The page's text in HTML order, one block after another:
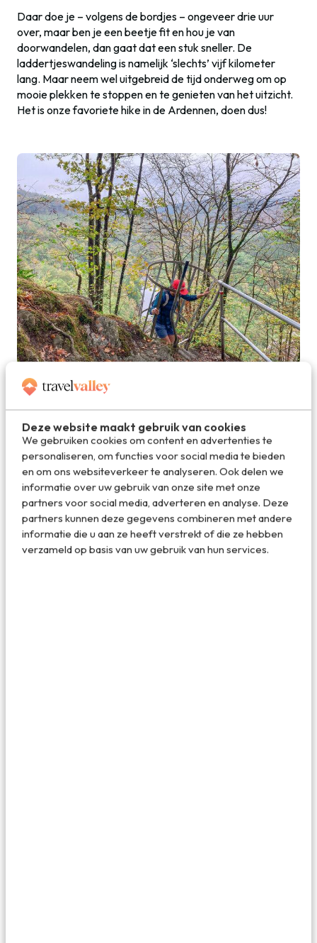
Deze website maakt gebruik van cookies
We gebruiken cookies om content en advertenties te
personaliseren, om functies voor social media te bieden
en om ons websiteverkeer te analyseren. Ook delen we
informatie over uw gebruik van onze site met onze
partners voor social media, adverteren en analyse. Deze
partners kunnen deze gegevens combineren met andere
informatie die u aan ze heeft verstrekt of die ze hebben
verzameld op basis van uw gebruik van hun services.
Daar doe je – volgens de bordjes – ongeveer drie uur
over, maar ben je een beetje fit en hou je van
doorwandelen, dan gaat dat een stuk sneller. De
laddertjeswandeling is namelijk ‘slechts’ vijf kilometer
lang. Maar neem wel uitgebreid de tijd onderweg om op
mooie plekken te stoppen en te genieten van het uitzicht.
Het is onze favoriete hike in de Ardennen, doen dus!